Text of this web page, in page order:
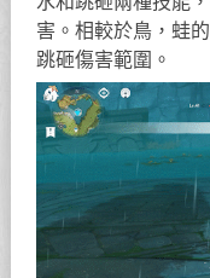
害。相較於鳥，蛙
跳砸傷害範圍。